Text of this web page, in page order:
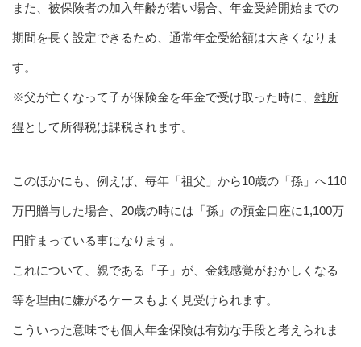
また、被保険者の加入年齢が若い場合、年金受給開始までの
期間を長く設定できるため、通常年金受給額は大きくなりま
す。
※父が亡くなって子が保険金を年金で受け取った時に、 雑所
得として所得税は課税されます。
このほかにも、例えば、毎年「祖父」から10歳の「孫」へ110
万円贈与した場合、20歳の時には「孫」の預金口座に1,100万
円貯まっている事になります。
これについて、親である「子」が、金銭感覚がおかしくなる
等を理由に嫌がるケースもよく見受けられます。
こういった意味でも個人年金保険は有効な手段と考えられま